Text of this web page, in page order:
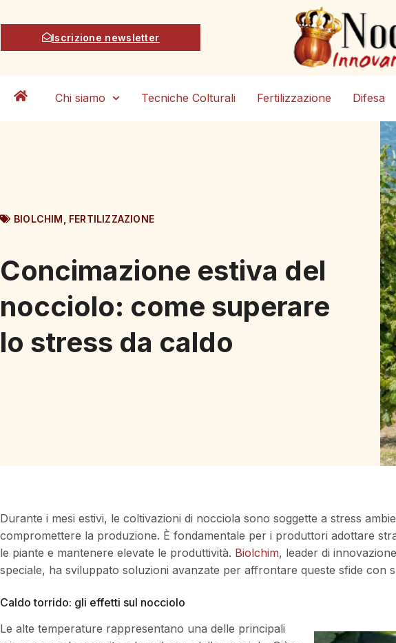
Iscrizione newsletter
Chi siamo Tecniche Colturali Fertilizzazione Difesa
BIOLCHIM FERTILIZZAZIONE
Concimazione estiva del
nocciolo: come superare
lo stress da caldo
Durante i mesi estivi, le coltivazioni di nocciola sono soggette a stress
compromettere la produzione. È fondamentale per i produttori adottare
le piante e mantenere elevate le produttività. Biolchim, leader di
speciale, ha sviluppato soluzioni avanzate per affrontare queste sfide con
Caldo torrido: gli effetti sul nocciolo
Le alte temperature rappresentano una delle principali